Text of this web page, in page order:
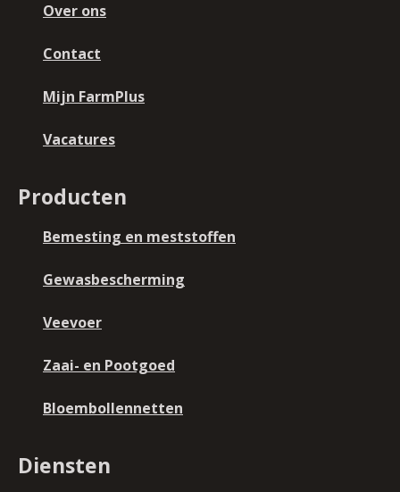
Over ons
Contact
Mijn FarmPlus
Vacatures
Producten
Bemesting en meststoffen
Gewasbescherming
Veevoer
Zaai- en Pootgoed
Bloembollennetten
Diensten